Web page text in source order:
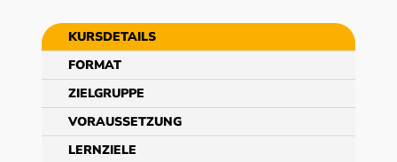
KURSDETAILS
FORMAT
ZIELGRUPPE
VORAUSSETZUNG
LERNZIELE